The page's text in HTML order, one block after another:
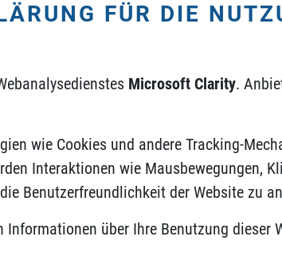
FÜR DIE
Microsoft Clarity.
wie Cookies und andere Tracking-
Interaktionen wie Mausbewegungen,
Benutzerfreundlichkeit der Website zu
über Ihre Benutzung dieser